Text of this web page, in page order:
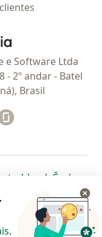
Homepage
e Software Ltda
- 2º andar - Batel
Brasil
separador
novo separador
num novo
novo separador
num novoabre num
Česko
separador
novo separador
abre num novoabre num
abre
num novo
agora sua
.